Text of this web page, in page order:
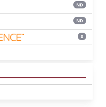
ND
ND
0